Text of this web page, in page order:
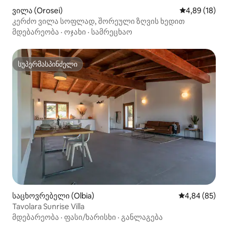
ვილა (Orosei) საშუალო
4,89 (18)
კერძო ვილა სოფლად, შორეული ზღვის ხედით
მდებარეობა · ოჯახი · სამრეცხაო
სუპერმასპინძელი
სუპერმასპინძელი
საცხოვრებელი (Olbia) საშუალო
4,84 (85)
Tavolara Sunrise Villa
მდებარეობა · ფასი/ხარისხი · განლაგება